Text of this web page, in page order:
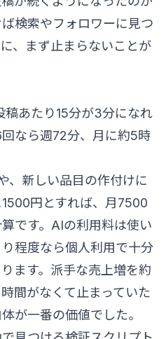
検索やフォロワーに見つ
、まず止まらないことが
稿あたり15分が3分になれ
なら週72分、月に約5時
、新しい品目の作付けに
円とすれば、月7500
です。AIの利用料は使い
程度なら個人利用で十分
ます。派手な売上増を約
間がなくて止まっていた
が一番の価値でした。